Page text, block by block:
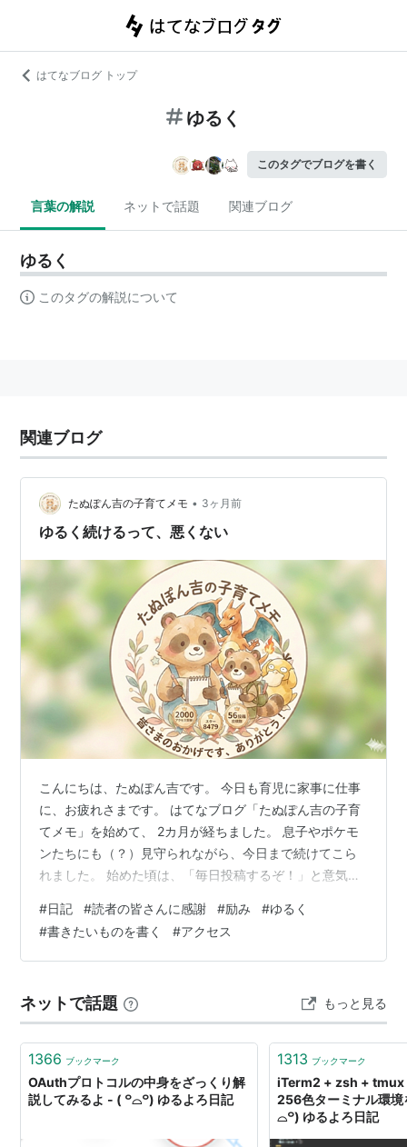
はてなブログ トップ
ゆるく
このタグでブログを書く
言葉の解説 ネットで話題 関連ブログ
ゆるく
このタグの解説について
関連ブログ
たぬぽん吉の子育てメモ • 3ヶ月前
ゆるく続けるって、悪くない
こんにちは、たぬぽん吉です。 今日も育児に家事に仕事
に、お疲れさまです。 はてなブログ「たぬぽん吉の子育
てメモ」を始めて、 2カ月が経ちました。 息子やポケモ
ンたちにも（？）見守られながら、今日まで続けてこら
れました。 始めた頃は、「毎日投稿するぞ！」と意気込
短い記事だったり。 ちょっとした挑戦で、有料記事にし
てみたり。 「自分が書けるときに、 書きたいものを書
く」 そんなスタイルになってきました。 眠い目をこすっ
らいので（笑） そんなふうに、 ゆるく続いてきた「たぬ
ぽん吉の子育てメモ」。…
#日記 #読者の皆さんに感謝 #励み #ゆるく
#書きたいものを書く #アクセス
ネットで話題 もっと見る
1366 ブックマーク
OAuthプロトコルの中身をざっくり解
説してみるよ - ( ꒪⌓꒪) ゆるよろ日記
1313 ブックマーク
iTerm2 + zsh + tmux
256色ターミナル環境
⌓꒪) ゆるよろ日記